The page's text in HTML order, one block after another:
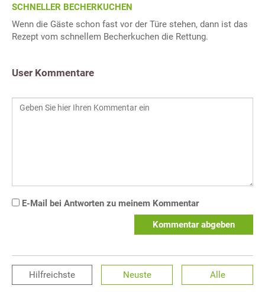
SCHNELLER BECHERKUCHEN
Wenn die Gäste schon fast vor der Türe stehen, dann ist das
Rezept vom schnellem Becherkuchen die Rettung.
User Kommentare
E-Mail bei Antworten zu meinem Kommentar
Kommentar abgeben
Hilfreichste Neuste Alle